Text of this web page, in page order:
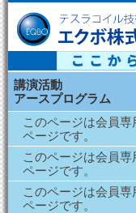
講演活動
アースプログラム
このページは会員専
ページです。
このページは会員専
ページです。
このページは会員専
ページです。